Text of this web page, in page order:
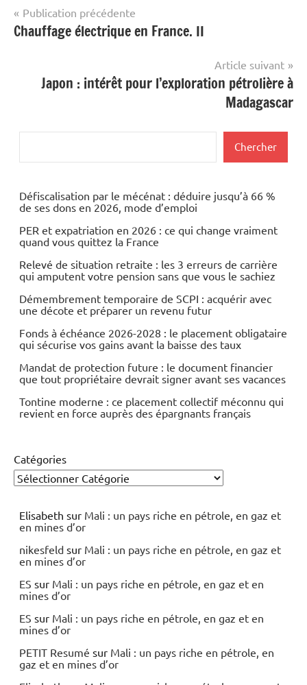
Navigation
de
Publication précédente
Chauffage électrique en France. II
Article suivant
Japon : intérêt pour l’exploration pétrolière à
Madagascar
Chercher
Défiscalisation par le mécénat : déduire jusqu’à 66 %
de ses dons en 2026, mode d’emploi
PER et expatriation en 2026 : ce qui change vraiment
quand vous quittez la France
Relevé de situation retraite : les 3 erreurs de carrière
qui amputent votre pension sans que vous le sachiez
Démembrement temporaire de SCPI : acquérir avec
une décote et préparer un revenu futur
Fonds à échéance 2026-2028 : le placement obligataire
qui sécurise vos gains avant la baisse des taux
Mandat de protection future : le document financier
que tout propriétaire devrait signer avant ses vacances
Tontine moderne : ce placement collectif méconnu qui
revient en force auprès des épargnants français
Catégories
Elisabeth sur Mali : un pays riche en pétrole, en gaz et
en mines d’or
nikesfeld sur Mali : un pays riche en pétrole, en gaz et
en mines d’or
ES sur Mali : un pays riche en pétrole, en gaz et en
mines d’or
ES sur Mali : un pays riche en pétrole, en gaz et en
mines d’or
PETIT Resumé sur Mali : un pays riche en pétrole, en
gaz et en mines d’or